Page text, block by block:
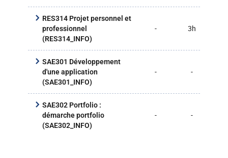
Chinois TD
(CHIN101D1_IUTA)
(ESPA101D1_IUTA)
Italien TD
(ITAL101D1_IUTA)
-
Japonais TD
(JAPO101D1_IUTA)
RES314 Projet personnel et
professionnel
(RES314_INFO)
- 3h
SAE301 Développement
d'une application
(SAE301_INFO)
- -
SAE302 Portfolio :
démarche portfolio
(SAE302_INFO)
- -